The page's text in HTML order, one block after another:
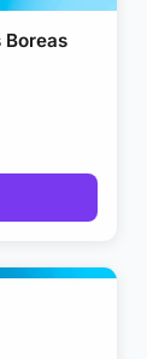
Boreas